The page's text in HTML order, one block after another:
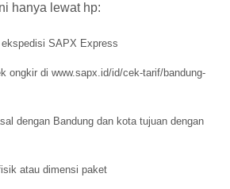
hanya lewat hp:
SAPX Express
ongkir di www.sapx.id/id/cek-tarif/bandung-
dengan Bandung dan kota tujuan dengan
atau dimensi paket